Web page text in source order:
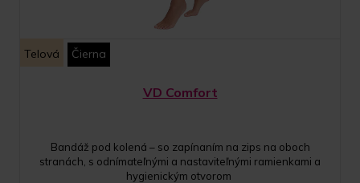
Telová Čierna
VD Comfort
Bandáž pod kolená – so zapínaním na zips na oboch
stranách, s odnímateľnými a nastaviteľnými ramienkami a
hygienickým otvorom